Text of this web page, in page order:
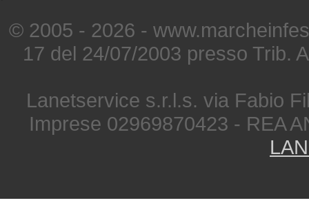
© 2005 - 2026 -
17 del 24/07/2003 presso Trib.
Lanetservice s.r.l.s. via Fabio
Imprese 02969870423 - REA